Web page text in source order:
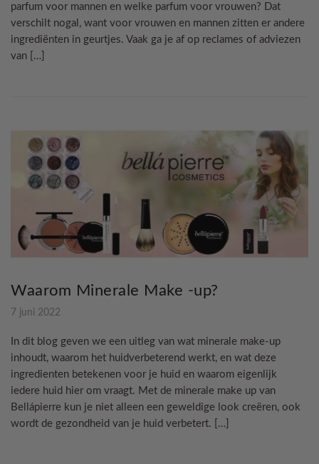
parfum voor mannen en welke parfum voor vrouwen? Dat
verschilt nogal, want voor vrouwen en mannen zitten er andere
ingrediënten in geurtjes. Vaak ga je af op reclames of adviezen
van […]
Waarom Minerale Make -up?
7 juni 2022
In dit blog geven we een uitleg van wat minerale make-up
inhoudt, waarom het huidverbeterend werkt, en wat deze
ingredienten betekenen voor je huid en waarom eigenlijk
iedere huid hier om vraagt. Met de minerale make up van
Bellápierre kun je niet alleen een geweldige look creëren, ook
wordt de gezondheid van je huid verbetert. […]